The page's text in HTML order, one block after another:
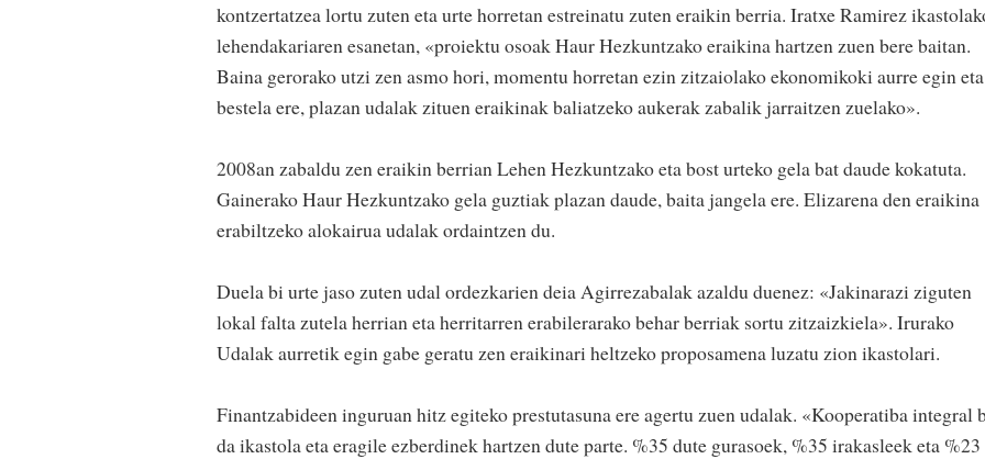
kontzertatzea lortu zuten eta urte horretan estreinatu zuten eraikin berria. Iratxe Ramirez
lehendakariaren esanetan, «proiektu osoak Haur Hezkuntzako eraikina hartzen zuen bere baitan.
Baina gerorako utzi zen asmo hori, momentu horretan ezin zitzaiolako ekonomikoki aurre egin eta
bestela ere, plazan udalak zituen eraikinak baliatzeko aukerak zabalik jarraitzen zuelako».
2008an zabaldu zen eraikin berrian Lehen Hezkuntzako eta bost urteko gela bat daude kokatuta.
Gainerako Haur Hezkuntzako gela guztiak plazan daude, baita jangela ere. Elizarena den eraikina
erabiltzeko alokairua udalak ordaintzen du.
Duela bi urte jaso zuten udal ordezkarien deia Agirrezabalak azaldu duenez: «Jakinarazi ziguten
lokal falta zutela herrian eta herritarren erabilerarako behar berriak sortu zitzaizkiela». Irurako
Udalak aurretik egin gabe geratu zen eraikinari heltzeko proposamena luzatu zion ikastolari.
Finantzabideen inguruan hitz egiteko prestutasuna ere agertu zuen udalak. «Kooperatiba integral
da ikastola eta eragile ezberdinek hartzen dute parte. %35 dute gurasoek, %35 irakasleek eta %23